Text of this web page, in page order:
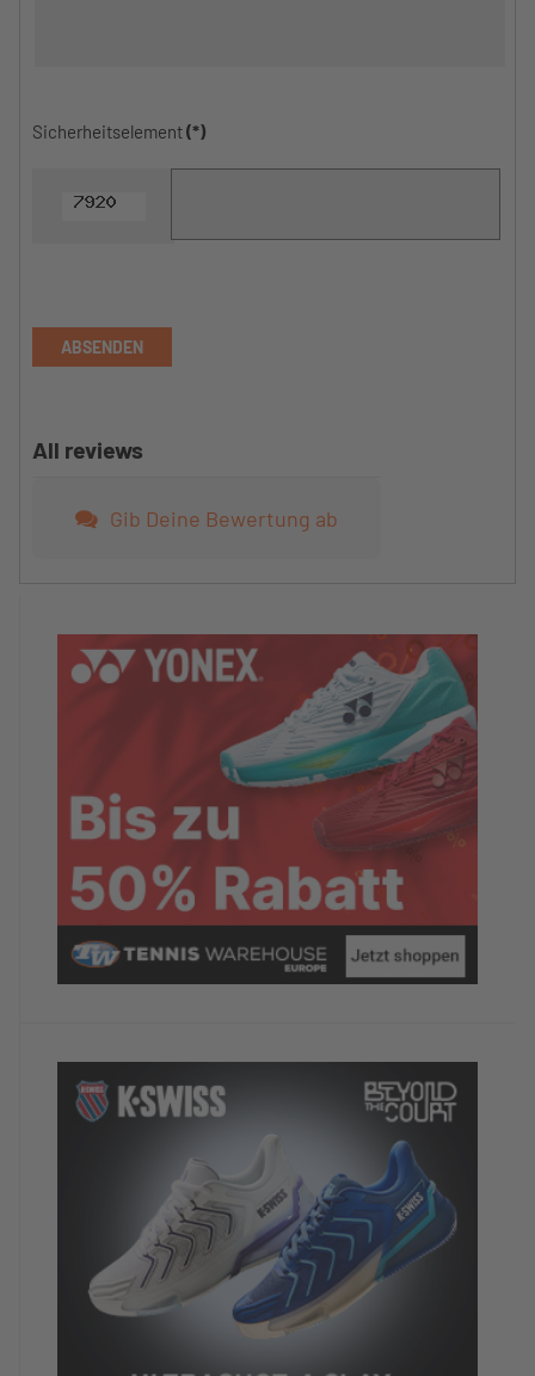
Sicherheitselement(*)
ABSENDEN
All reviews
Gib Deine Bewertung ab